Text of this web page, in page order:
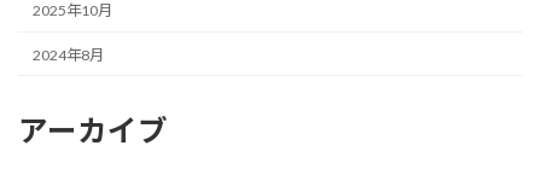
2025年10月
2024年8月
アーカイブ